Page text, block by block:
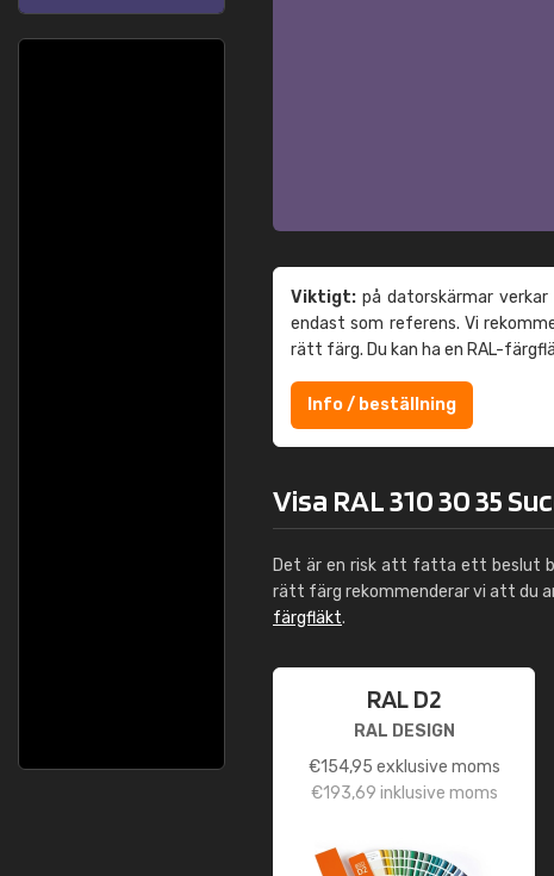
Viktigt: på datorskärmar
endast som referens. Vi
rätt färg. Du kan ha en RAL-
Info / beställning
Visa RAL 310 30 35
Det är en risk att fatta ett beslut
rätt färg rekommenderar vi att du
färgfläkt.
RAL D2
RAL DESIGN
€154,95 exklusive moms
€193,69 inklusive moms